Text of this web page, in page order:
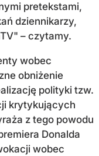
pretekstami,
dziennikarzy,
– czytamy.
wobec
obniżenie
polityki tzw.
krytykujących
z tego powodu
Donalda
wobec